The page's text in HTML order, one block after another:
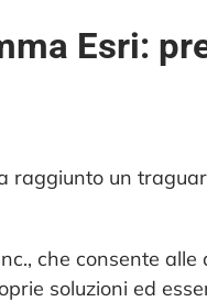
Esri:
raggiunto un
che consente
soluzioni ed